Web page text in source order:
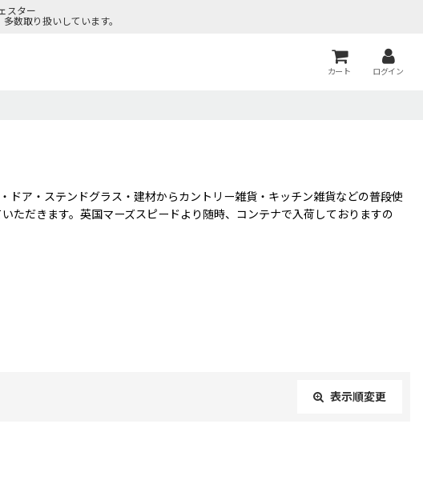
スター
数取り扱いしています。
カート ログイン
ア・ステンドグラス・建材からカントリー雑貨・キッチン雑貨などの普段使
ただきます。英国マーズスピードより随時、コンテナで入荷しておりますの
表示順変更